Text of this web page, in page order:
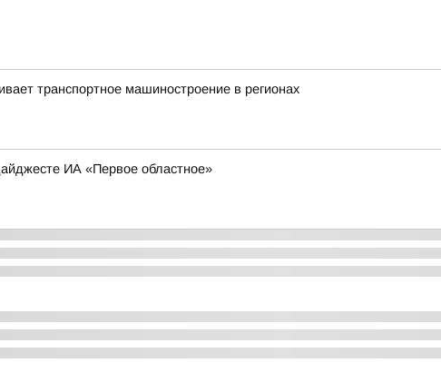
транспортное машиностроение в регионах
ИА «Первое областное»